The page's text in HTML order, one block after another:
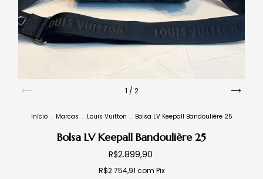
1 / 2
Início . Marcas . Louis Vuitton . Bolsa LV Keepall Bandoulière 25
Bolsa LV Keepall Bandoulière 25
R$2.899,90
R$2.754,91 com Pix